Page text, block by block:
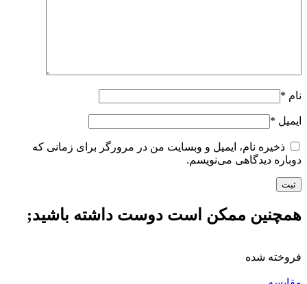
نام *
ایمیل *
ذخیره نام، ایمیل و وبسایت من در مرورگر برای زمانی که
دوباره دیدگاهی می‌نویسم.
همچنین ممکن است دوست داشته باشید;
فروخته شده